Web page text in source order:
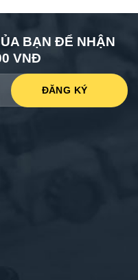
BẠN ĐỂ NHẬN
VNĐ